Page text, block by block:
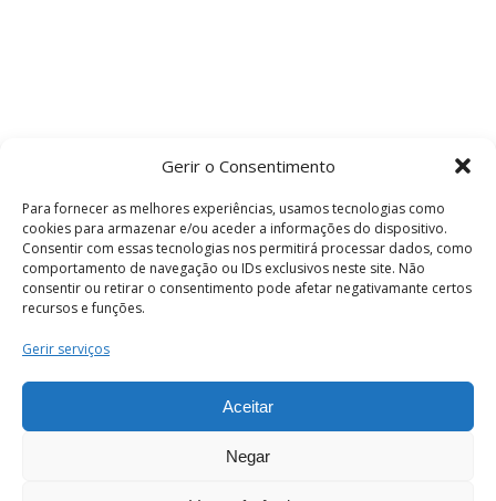
Gerir o Consentimento
Para fornecer as melhores experiências, usamos tecnologias como
cookies para armazenar e/ou aceder a informações do dispositivo.
Consentir com essas tecnologias nos permitirá processar dados, como
comportamento de navegação ou IDs exclusivos neste site. Não
consentir ou retirar o consentimento pode afetar negativamante certos
recursos e funções.
Gerir serviços
Aceitar
Negar
Termos e Condições
os direitos reservados.